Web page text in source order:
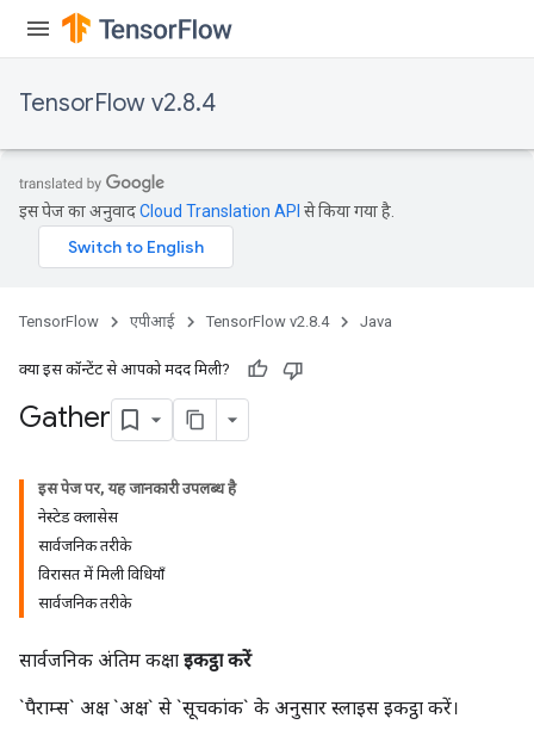
TensorFlow v2.8.4
इस पेज का अनुवादCloud Translation API से किया गया है.
TensorFlow एपीआई TensorFlow v2.8.4 Java
क्या इस कॉन्टेंट से आपको मदद मिली?
Gather
इस पेज पर, यह जानकारी उपलब्ध है
नेस्टेड क्लासेस
सार्वजनिक तरीके
विरासत में मिली विधियाँ
सार्वजनिक तरीके
सार्वजनिक अंतिम कक्षा इकट्ठा करें
`पैराम्स` अक्ष `अक्ष` से `सूचकांक` के अनुसार स्लाइस इकट्ठा करें।